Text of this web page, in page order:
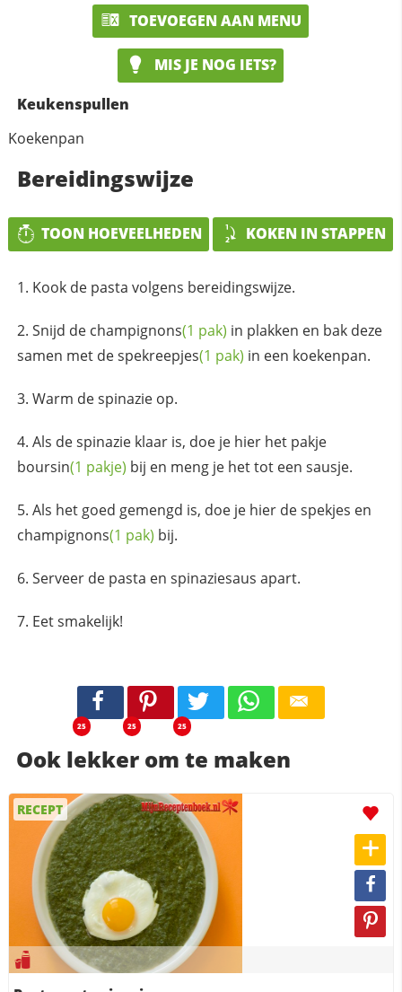
TOEVOEGEN AAN MENU
MIS JE NOG IETS?
Keukenspullen
Koekenpan
Bereidingswijze
TOON HOEVEELHEDEN KOKEN IN STAPPEN
Kook de pasta volgens bereidingswijze.
Snijd de champignons(1 pak) in plakken en bak deze
samen met despekreepjes(1 pak) in een koekenpan.
Warm de spinazie op.
Als de spinazie klaar is, doe je hier het pakje
boursin(1 pakje) bij en meng je het tot een sausje.
Als het goed gemengd is, doe je hier de spekjes en
champignons(1 pak) bij.
Serveer de pasta en spinaziesaus apart.
Eet smakelijk!
25 25 25
Ook lekker om te maken
RECEPT